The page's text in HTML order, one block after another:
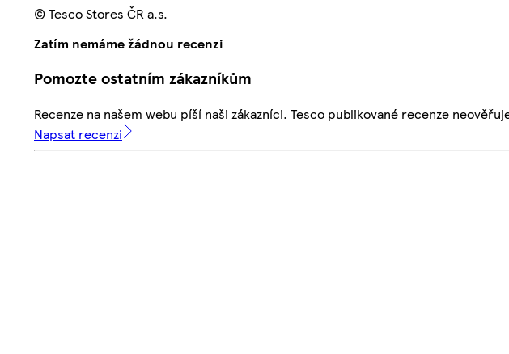
© Tesco Stores ČR a.s.
Zatím nemáme žádnou recenzi
Pomozte ostatním zákazníkům
Recenze na našem webu píší naši zákazníci. Tesco publikované recenze
Napsat recenzi